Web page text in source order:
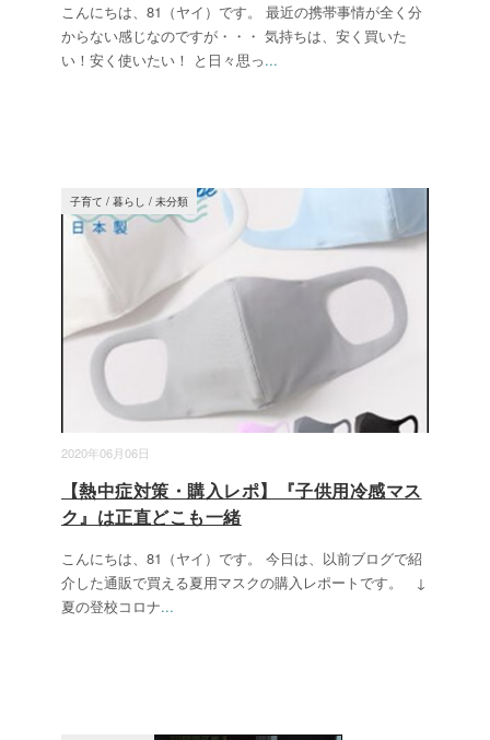
こんにちは、81（ヤイ）です。 最近の携帯事情が全く分
からない感じなのですが・・・ 気持ちは、安く買いた
い！安く使いたい！ と日々思っ...
2020年06月06日
子育て / 暮らし / 未分類
【熱中症対策・購入レポ】『子供用冷感マス
ク』は正直どこも一緒
こんにちは、81（ヤイ）です。 今日は、以前ブログで紹
介した通販で買える夏用マスクの購入レポートです。 ↓
夏の登校コロナ...